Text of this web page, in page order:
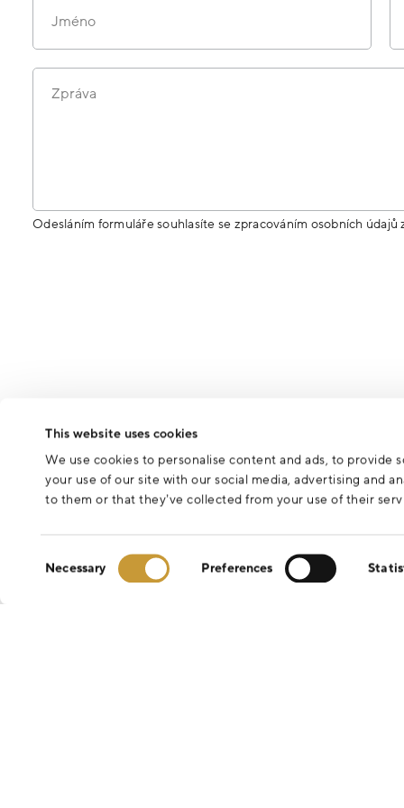
This website uses cookies
We use cookies to personalise content and ads, to provide
your use of our site with our social media, advertising and
to them or that they’ve collected from your use of their
Necessary Preferences
Jméno
Zpráva
Odesláním formuláře souhlasíte se zpracováním osobních údajů